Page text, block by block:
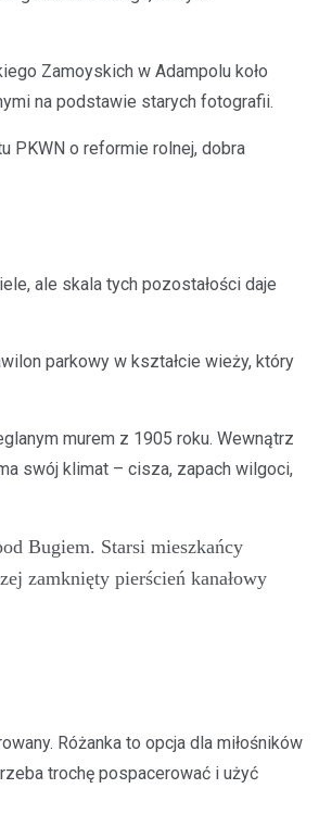
Zamoyskich w Adampolu koło
na podstawie starych fotografii.
PKWN o reformie rolnej, dobra
ale skala tych pozostałości daje
parkowy w kształcie wieży, który
murem z 1905 roku. Wewnątrz
swój klimat – cisza, zapach wilgoci,
Bugiem. Starsi mieszkańcy
zamknięty pierścień kanałowy
Różanka to opcja dla miłośników
trochę pospacerować i użyć